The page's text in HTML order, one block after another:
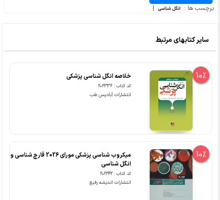
برچسب ها : انگل شناسی |
سایر کتابهای مرتبط
10% خلاصه انگل شناسی پزشکی
کد کتاب : 202336
انتشارات آبادیس طب
10%
میکروب شناسی پزشکی مورای 2026 قارچ شناسی و
انگل شناسی
کد کتاب : 202242
انتشارات اندیشه رفیع